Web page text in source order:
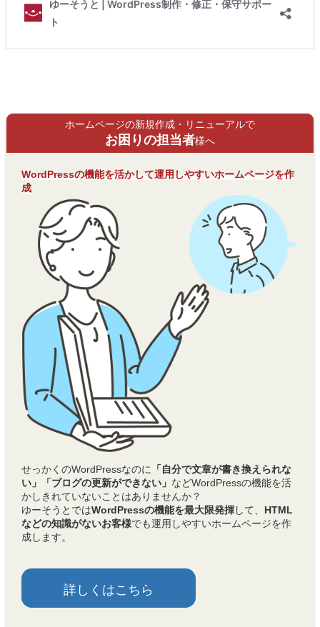
ホームページの新規作成・リニューアルで
お困りの担当者様へ
WordPressの機能を活かして運用しやすいホームページを作
成
せっかくのWordPressなのに
「自分で文章が書き換えられな
い」「ブログの更新ができない」 などWordPressの機能を活
かしきれていないことはありませんか？
ゆーそうとではWordPressの機能を最大限発揮して、 HTML
などの知識がないお客様でも運用しやすいホームページを作
成します。
詳しくはこちら